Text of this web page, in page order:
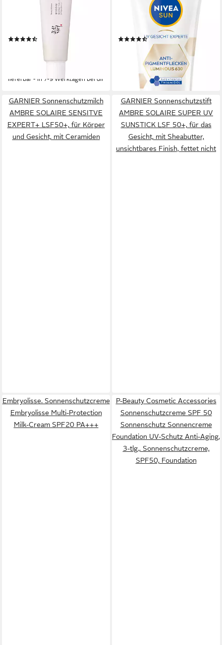
SUN RICE + PROBIOTICS
LSF 50+, leichter und nicht
klebender Sonnenschutz mit
feuchtem Finish
19,90 €
(319,80 €/ 1 l)
lieferbar - in 7-9 Werktagen bei dir
SUN UV Gesicht Experte
Anti-Pigmentflecken
Sonnenschutz LSF 50+, mit
Hyaluronsäure und Vitamin E,
für alle Hauttypen geeignet
(7)
(474,75 €/ 1 l)
lieferbar - in 2-3 Werktagen bei dir
GARNIER Sonnenschutzmilch
AMBRE SOLAIRE SENSITVE
EXPERT+ LSF50+, für Körper
und Gesicht, mit Ceramiden
GARNIER Sonnenschutzstift
AMBRE SOLAIRE SUPER UV
SUNSTICK LSF 50+, für das
Gesicht, mit Sheabutter,
unsichtbares Finish, fettet nicht
Embryolisse. Sonnenschutzcreme
Embryolisse Multi-Protection
Milk-Cream SPF20 PA+++
P-Beauty Cosmetic Accessories
Sonnenschutzcreme SPF 50
Sonnenschutz Sonnencreme
Foundation UV-Schutz Anti-Aging,
3-tlg., Sonnenschutzcreme,
SPF50, Foundation